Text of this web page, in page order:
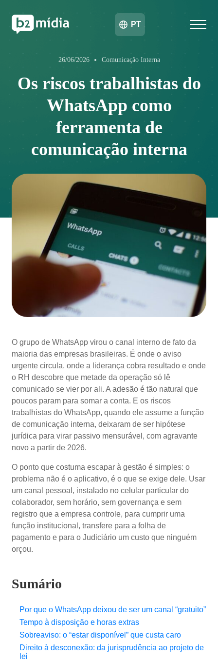
PT
26/06/2026 Comunicação Interna
Os riscos trabalhistas do
WhatsApp como
ferramenta de
comunicação interna
O grupo de WhatsApp virou o canal interno de fato da
maioria das empresas brasileiras. É onde o aviso
urgente circula, onde a liderança cobra resultado e onde
o RH descobre que metade da operação só lê
comunicado se vier por ali. A adesão é tão natural que
poucos param para somar a conta. E os riscos
trabalhistas do WhatsApp, quando ele assume a função
de comunicação interna, deixaram de ser hipótese
jurídica para virar passivo mensurável, com agravante
novo a partir de 2026.
O ponto que costuma escapar à gestão é simples: o
problema não é o aplicativo, é o que se exige dele. Usar
um canal pessoal, instalado no celular particular do
colaborador, sem horário, sem governança e sem
registro que a empresa controle, para cumprir uma
função institucional, transfere para a folha de
pagamento e para o Judiciário um custo que ninguém
orçou.
Sumário
Por que o WhatsApp deixou de ser um canal “gratuito”
Tempo à disposição e horas extras
Sobreaviso: o “estar disponível” que custa caro
Direito à desconexão: da jurisprudência ao projeto de
lei